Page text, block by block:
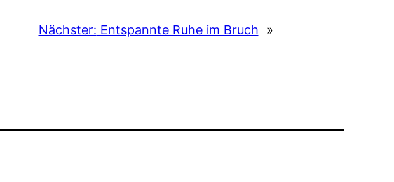
Nächster: Entspannte Ruhe im Bruch »